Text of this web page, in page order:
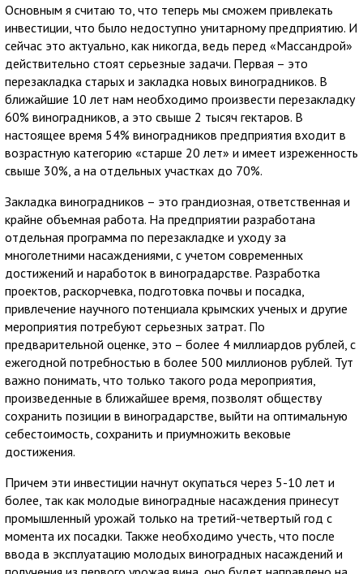
Основным я считаю то, что теперь мы сможем привлекать
инвестиции, что было недоступно унитарному предприятию. И
сейчас это актуально, как никогда, ведь перед «Массандрой»
действительно стоят серьезные задачи. Первая – это
перезакладка старых и закладка новых виноградников. В
ближайшие 10 лет нам необходимо произвести перезакладку
60% виноградников, а это свыше 2 тысяч гектаров. В
настоящее время 54% виноградников предприятия входит в
возрастную категорию «старше 20 лет» и имеет изреженность
свыше 30%, а на отдельных участках до 70%.
Закладка виноградников – это грандиозная, ответственная и
крайне объемная работа. На предприятии разработана
отдельная программа по перезакладке и уходу за
многолетними насаждениями, с учетом современных
достижений и наработок в виноградарстве. Разработка
проектов, раскорчевка, подготовка почвы и посадка,
привлечение научного потенциала крымских ученых и другие
мероприятия потребуют серьезных затрат. По
предварительной оценке, это – более 4 миллиардов рублей, с
ежегодной потребностью в более 500 миллионов рублей. Тут
важно понимать, что только такого рода мероприятия,
произведенные в ближайшее время, позволят обществу
сохранить позиции в виноградарстве, выйти на оптимальную
себестоимость, сохранить и приумножить вековые
достижения.
Причем эти инвестиции начнут окупаться через 5-10 лет и
более, так как молодые виноградные насаждения принесут
промышленный урожай только на третий-четвертый год с
момента их посадки. Также необходимо учесть, что после
ввода в эксплуатацию молодых виноградных насаждений и